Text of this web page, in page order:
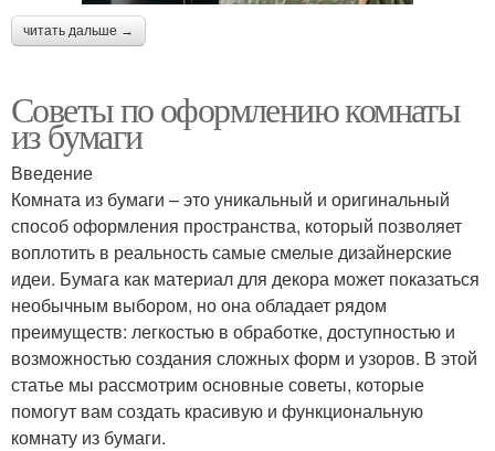
читать дальше →
Советы по оформлению комнаты
из бумаги
Введение
Комната из бумаги – это уникальный и оригинальный
способ оформления пространства, который позволяет
воплотить в реальность самые смелые дизайнерские
идеи. Бумага как материал для декора может показаться
необычным выбором, но она обладает рядом
преимуществ: легкостью в обработке, доступностью и
возможностью создания сложных форм и узоров. В этой
статье мы рассмотрим основные советы, которые
помогут вам создать красивую и функциональную
комнату из бумаги.